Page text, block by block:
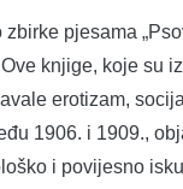
pjesama
Ove knjige, koje
erotizam,
1906. i 1909.,
i povijesno